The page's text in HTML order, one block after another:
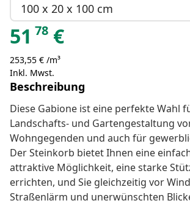
100 x 20 x 100 cm
51 78 €
253,55 € /m³
Inkl. Mwst.
Beschreibung
Diese Gabione ist eine perfekte Wahl
Landschafts- und Gartengestaltung
Wohngegenden und auch für
Der Steinkorb bietet Ihnen eine
attraktive Möglichkeit, eine starke
errichten, und Sie gleichzeitig vor
Straßenlärm und unerwünschten